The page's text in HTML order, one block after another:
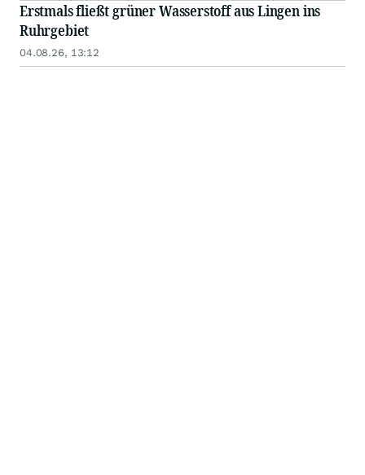
Erstmals fließt grüner Wasserstoff aus Lingen ins
Ruhrgebiet
04.08.26, 13:12